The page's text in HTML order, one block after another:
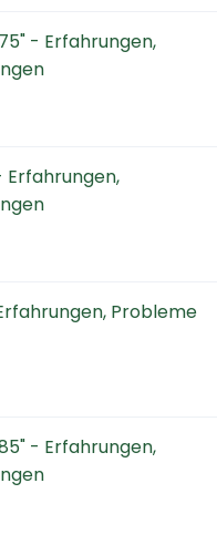
- Erfahrungen,
Erfahrungen,
Probleme
- Erfahrungen,